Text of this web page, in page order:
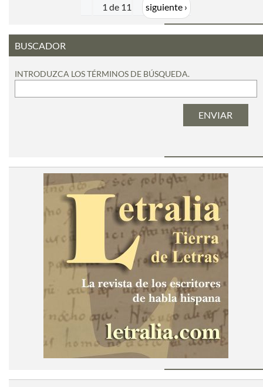
1 de 11 siguiente ›
BUSCADOR
INTRODUZCA LOS TÉRMINOS DE BÚSQUEDA.